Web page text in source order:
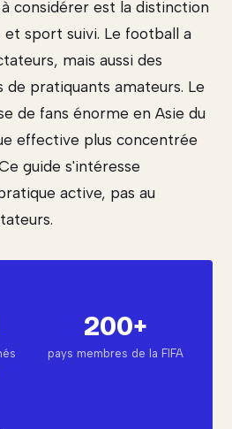
considérer est la distinction
sport suivi. Le football a
mais aussi des
de pratiquants amateurs. Le
de fans énorme en Asie du
effective plus concentrée
guide s'intéresse
active, pas au
200+
pays membres de la FIFA